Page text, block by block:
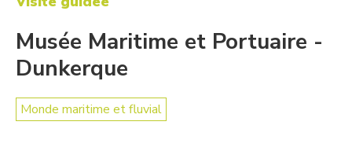
Musée Maritime et Portuaire -
Dunkerque
Monde maritime et fluvial